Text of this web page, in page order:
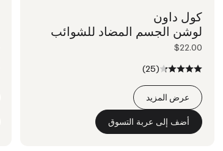
كول داون
لوشن الجسم المضاد للشوائب
$22.00
(25)
عرض المزيد
أضف إلى عربة التسوق